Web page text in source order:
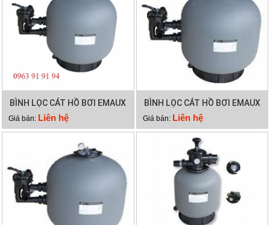
BÌNH LỌC CÁT HỒ BƠI EMAUX
SP450
Giá bán: Liên hệ
BÌNH LỌC CÁT HỒ BƠI EMAUX
SP650
Giá bán: Liên hệ